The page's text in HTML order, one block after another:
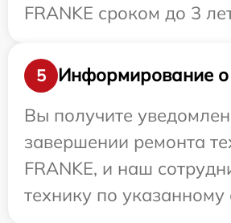
FRANKE сроком до 3
5
Информирование о
Вы получите
завершении ремонта
FRANKE, и наш
технику по указанному